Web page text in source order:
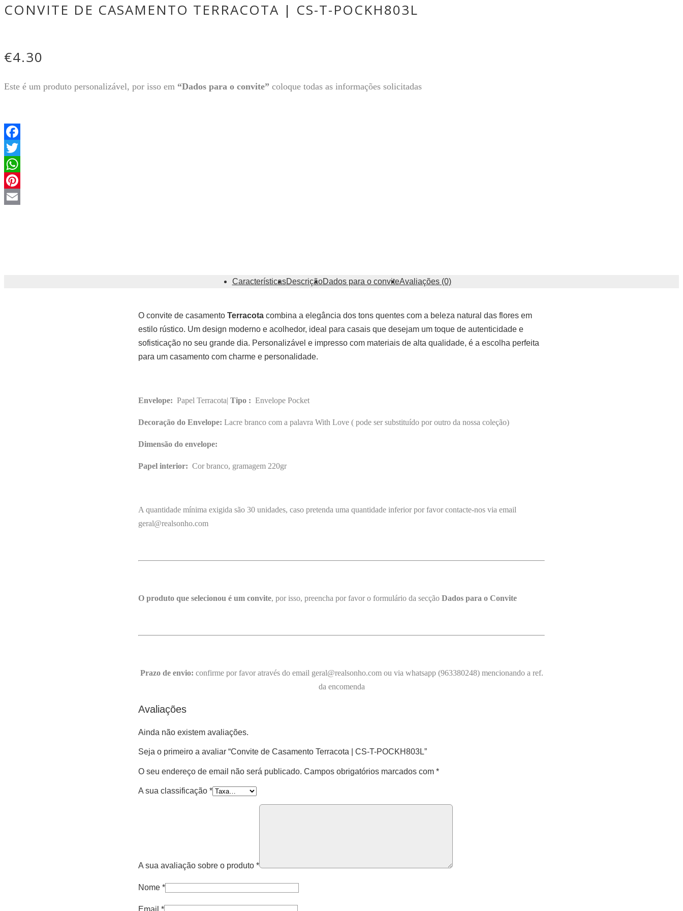
CONVITE DE CASAMENTO TERRACOTA | CS-T-POCKH803L
€4.30
Este é um produto personalizável, por isso em “Dados para o convite” coloque todas as informações solicitadas
Facebook
Twitter
WhatsApp
Pinterest
CaracterísticasDescriçãoDados para o conviteAvaliações (0)
O convite de casamento Terracota combina a elegância dos tons quentes com a beleza natural das flores em
estilo rústico. Um design moderno e acolhedor, ideal para casais que desejam um toque de autenticidade e
sofisticação no seu grande dia. Personalizável e impresso com materiais de alta qualidade, é a escolha perfeita
para um casamento com charme e personalidade.
Envelope: Papel Terracota| Tipo : Envelope Pocket
Decoração do Envelope: Lacre branco com a palavra With Love ( pode ser substituído por outro da nossa coleção)
Dimensão do envelope:
Papel interior: Cor branco, gramagem 220gr
A quantidade mínima exigida são 30 unidades, caso pretenda uma quantidade inferior por favor contacte-nos via email
geral@realsonho.com
O produto que selecionou é um convite, por isso, preencha por favor o formulário da secção Dados para o Convite
Prazo de envio: confirme por favor através do email geral@realsonho.com ou via whatsapp (963380248) mencionando a ref.
da encomenda
Avaliações
Ainda não existem avaliações.
Seja o primeiro a avaliar “Convite de Casamento Terracota | CS-T-POCKH803L”
O seu endereço de email não será publicado. Campos obrigatórios marcados com *
A sua classificação *
A sua avaliação sobre o produto *
Nome *
Email *